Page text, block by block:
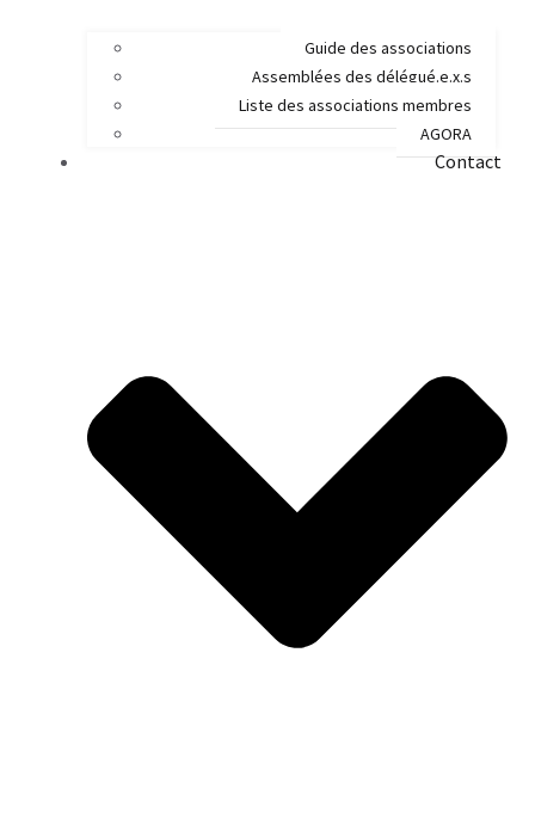
Guide des associations
Assemblées des délégué.e.x.s
Liste des associations membres
AGORA
Contact